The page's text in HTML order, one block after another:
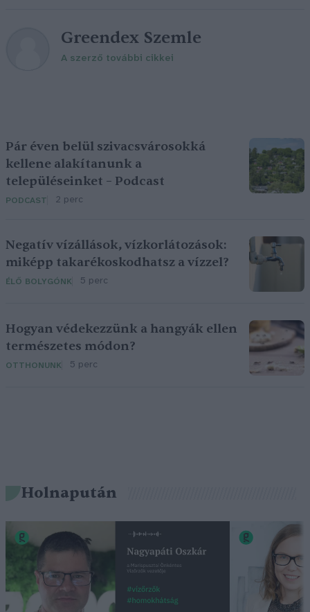
Greendex Szemle
A szerző további cikkei
Pár éven belül szivacsvárosokká
kellene alakítanunk a
településeinket – Podcast
PODCAST 2 perc
Negatív vízállások, vízkorlátozások:
miképp takarékoskodhatsz a vízzel?
ÉLŐ BOLYGÓNK 5 perc
Hogyan védekezzünk a hangyák ellen
természetes módon?
OTTHONUNK 5 perc
Holnapután